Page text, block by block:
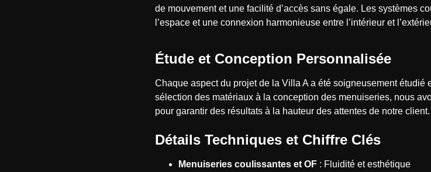
de mouvement et une facilité d’accès sans égale. Les systèmes
l’espace et une connexion harmonieuse entre l’intérieur et
Étude et Conception Personnalisée
Chaque aspect du projet de la Villa A a été soigneusement étudié
sélection des matériaux à la conception des menuiseries, nous
pour garantir des résultats à la hauteur des attentes de notre client.
Détails Techniques et Chiffre Clés
Menuiseries coulissantes et OF : Fluidité et esthétique